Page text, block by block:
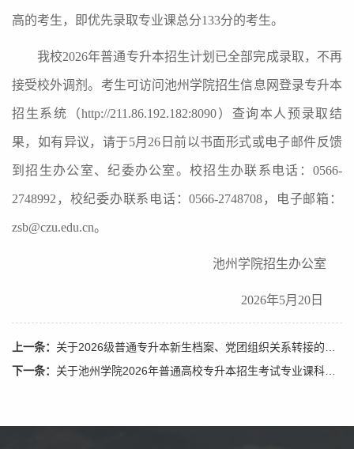
高的考生，即优先录取专业课总分133分的考生。
我校2026年普通专升本招生计划已全部完成录取，不再
接受校外调剂。考生可访问池州学院招生信息网登录专升本
招生系统（http://211.86.192.182:8090）查询本人预录取结
果，如有异议，请于5月 26 日前以书面形式或电子邮件反馈
到招生办公室、纪委办公室。校招生办联系电话： 0566-
2748992 ，校纪委办联系电话：0566-2748708 ，电子邮箱：
zsb@czu.edu.cn。
池州学院招生办公室
2026年5月 20 日
上一条： 关于2026级普通专升本新生档案、党团组织关系转接的通知
下一条： 关于池州学院2026年普通高校专升本招生考试专业课科目成绩查...